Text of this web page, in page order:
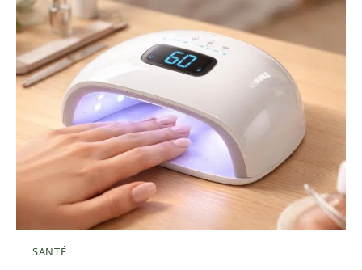
SANTÉ